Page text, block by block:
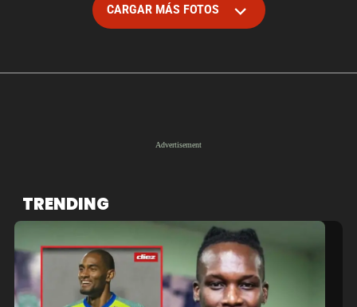
CARGAR MÁS FOTOS
TRENDING